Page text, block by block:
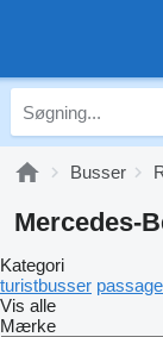
Busser
Mercedes-
Kategori
turistbusser
Vis alle
Mærke